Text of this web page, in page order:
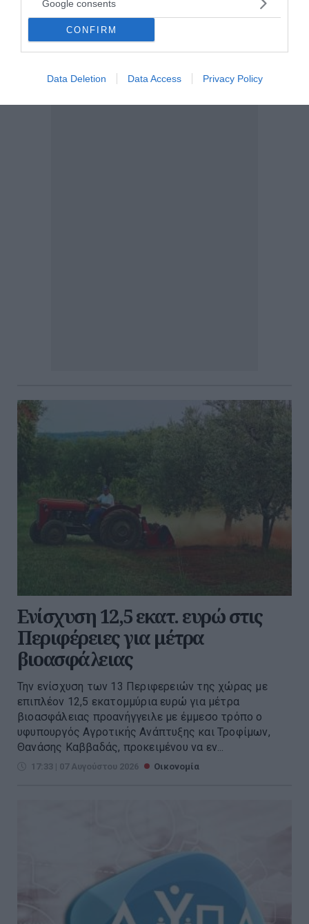
Google consents
CONFIRM
Data Deletion Data Access Privacy Policy
Ενίσχυση 12,5 εκατ. ευρώ στις
Περιφέρειες για μέτρα
βιοασφάλειας
Την ενίσχυση των 13 Περιφερειών της χώρας με
επιπλέον 12,5 εκατομμύρια ευρώ για μέτρα
βιοασφάλειας προανήγγειλε με έμμεσο τρόπο ο
υφυπουργός Αγροτικής Ανάπτυξης και Τροφίμων,
Θανάσης Καββαδάς, προκειμένου να εν...
17:33 | 07 Αυγούστου 2026 Οικονομία